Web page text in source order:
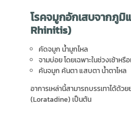
โรคจมูกอักเสบจากภูมิ
Rhinitis)
คัดจมูก น้ำมูกไหล
จามบ่อย โดยเฉพาะในช่วงเช้าห
คันจมูก คันตา แสบตา น้ำตาไหล
อาการเหล่านี้สามารถบรรเทาได้ด้ว
(Loratadine) เป็นต้น